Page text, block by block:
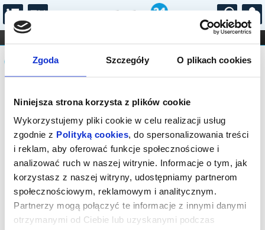
Zgoda Szczegóły O plikach cookies
Niniejsza strona korzysta z plików cookie
Wykorzystujemy pliki cookie w celu realizacji usług
zgodnie z Polityką cookies, do spersonalizowania treści
i reklam, aby oferować funkcje społecznościowe i
analizować ruch w naszej witrynie. Informacje o tym, jak
korzystasz z naszej witryny, udostępniamy partnerom
społecznościowym, reklamowym i analitycznym.
Partnerzy mogą połączyć te informacje z innymi danymi
otrzymanymi od Ciebie lub uzyskanymi podczas
...
FILHARMONIA OPERA I BALET
STAND-UP
DLA DZIECI
Komunikat
Sprzedaż biletów on-line na wydarzenie
została zakończona.